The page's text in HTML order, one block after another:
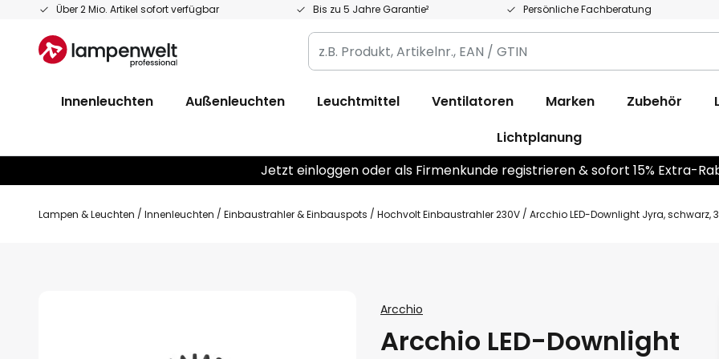
Über 2 Mio. Artikel sofort verfügbar Bis zu 5 Jahre Garantie² Persönliche Fachberatung
Zum
springen
z.B.
Produkt,
EAN
Innenleuchten Außenleuchten Leuchtmittel Ventilatoren Marken Zubehör
Lichtplanung
Jetzt einloggen oder als Firmenkunde registrieren & sofort 15% Extra-
Lampen & Leuchten Innenleuchten Einbaustrahler & Einbauspots Hochvolt Einbaustrahler 230V Arcchio LED-Downlight Jyra, schwarz,
Arcchio
Arcchio LED-Downlight